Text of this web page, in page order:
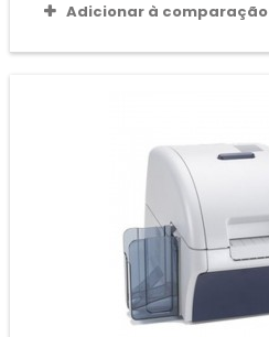
Adicionar à comparação